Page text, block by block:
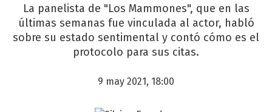
La panelista de "Los Mammones", que en las
últimas semanas fue vinculada al actor, habló
sobre su estado sentimental y contó cómo es el
protocolo para sus citas.
9 may 2021, 18:00